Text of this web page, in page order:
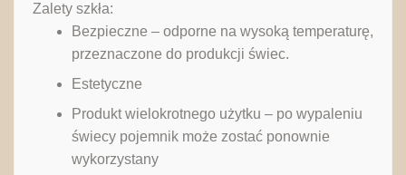
Zalety szkła:
Bezpieczne – odporne na wysoką temperaturę,
przeznaczone do produkcji świec.
Estetyczne
Produkt wielokrotnego użytku – po wypaleniu
świecy pojemnik może zostać ponownie
wykorzystany